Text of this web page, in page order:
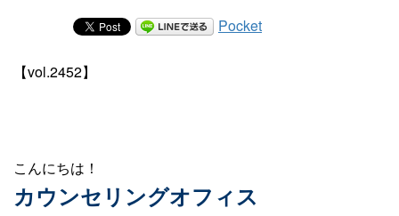
Pocket
【vol.2452】
こんにちは！
カウンセリングオフィス